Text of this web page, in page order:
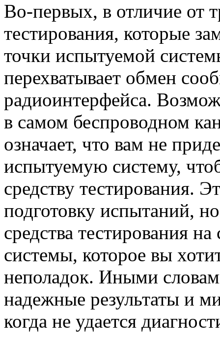
Во-первых, в отличие от
тестирования, которые
точки испытуемой
перехватывает обмен
радиоинтерфейса.
в самом беспроводном
означает, что вам не
испытуемую систему,
средству тестирования.
подготовку испытаний,
средства тестирования
системы, которое вы
неполадок. Иными
надежные результаты и
когда не удается